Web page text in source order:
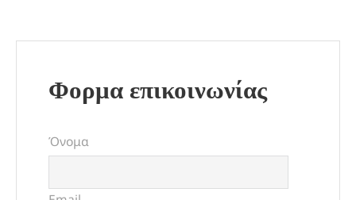
Φορμα επικοινωνίας
Όνομα